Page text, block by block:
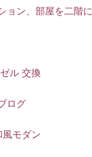
ョン、部屋を二階に
ル 交換
ログ
風モダン